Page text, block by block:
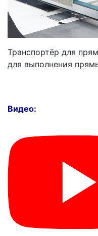
Транспортёр для
для выполнения
Видео: